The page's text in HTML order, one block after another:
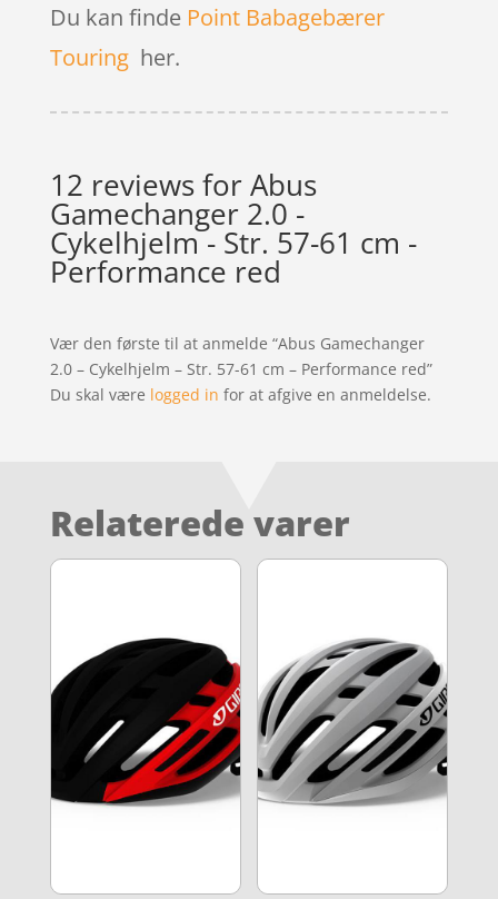
Du kan finde Point Babagebærer
Touringher.
12 reviews forAbus
Gamechanger 2.0 -
Cykelhjelm - Str. 57-61 cm -
Performance red
Vær den første til at anmelde “Abus Gamechanger
2.0 – Cykelhjelm – Str. 57-61 cm – Performance red”
Du skal være logged in for at afgive en anmeldelse.
Relaterede varer